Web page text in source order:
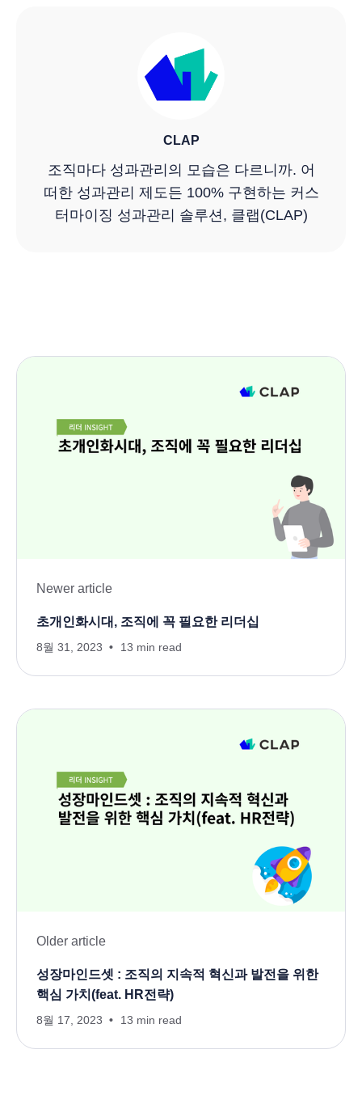
CLAP
조직마다 성과관리의 모습은 다르니까. 어
떠한 성과관리 제도든 100% 구현하는 커스
터마이징 성과관리 솔루션, 클랩(CLAP)
Newer article
초개인화시대, 조직에 꼭 필요한 리더십
8월 31, 2023 13 min read
Older article
성장마인드셋 : 조직의 지속적 혁신과 발전을 위한
핵심 가치(feat. HR전략)
8월 17, 2023 13 min read